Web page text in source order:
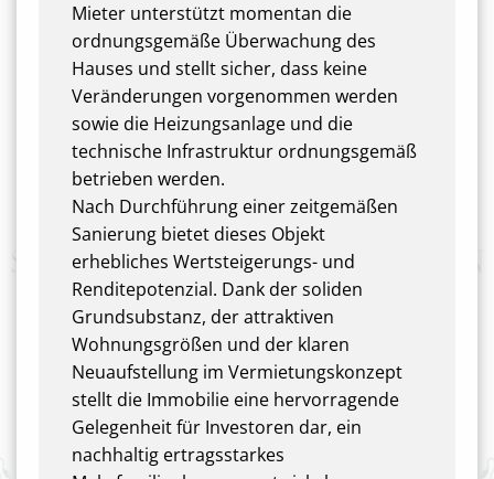
Mieter unterstützt momentan die
ordnungsgemäße Überwachung des
Hauses und stellt sicher, dass keine
Veränderungen vorgenommen werden
sowie die Heizungsanlage und die
technische Infrastruktur ordnungsgemäß
betrieben werden.
Nach Durchführung einer zeitgemäßen
Sanierung bietet dieses Objekt
erhebliches Wertsteigerungs- und
Renditepotenzial. Dank der soliden
Grundsubstanz, der attraktiven
Wohnungsgrößen und der klaren
Neuaufstellung im Vermietungskonzept
stellt die Immobilie eine hervorragende
Gelegenheit für Investoren dar, ein
nachhaltig ertragsstarkes